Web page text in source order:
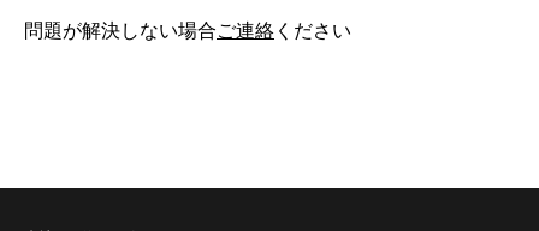
問題が解決しない場合ご連絡 ください